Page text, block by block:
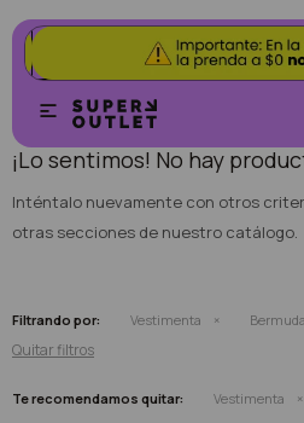
 NO SE HAN
¡Lo sentimos! No hay
Inténtalo nuevamente con otros
otras secciones de nuestro catálogo.
Filtrando por: Vestimenta
Quitar filtros
Te recomendamos quitar: Vestimenta